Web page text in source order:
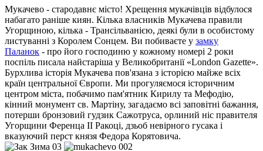
Мукачево - стародавнє місто! Хрещення мукачівців відбулося
набагато раніше киян. Кілька власників Мукачева правили
Угорщиною, кілька - Трансільванією, деякі були в особистому
листуванні з Королем Сонцем. Ви побиваєте у замку
Паланок - про його господиню у кожному номері 2 роки
поспіль писала найстаріша у Великобританії «London Gazette».
Бурхлива історія Мукачева пов'язана з історією майже всіх
країн центральної Європи. Ми прогуляємося історичним
центром міста, побачимо пам'ятник Кирилу та Мефодію,
кінний монумент св. Мартіну, загадаємо всі заповітні бажання,
потерши бронзовий гудзик Сажотруса, орлиний ніс правителя
Угорщини Ференца II Ракоці, дзьоб невірного гусака і
вказуючий перст князя Федора Корятовича.